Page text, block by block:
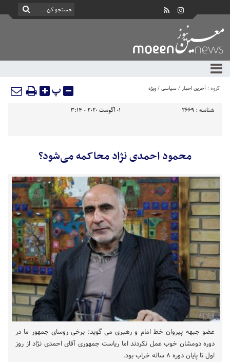
گروه : آخرین اخبار/سیاسی/ویژه پ
شناسه : 2669 01 آگوست 2020 - 3:14
محمود احمدی نژاد محاکمه می‌شود؟
عضو جبهه پیروان خط امام و رهبری می گوید: برخی روسای جمهور ما در
دوره دومشان خوب عمل نکردند اما ریاست جمهوری آقای احمدی نژاد از روز
اول تا پایان دوره ۸ ساله خراب بود.